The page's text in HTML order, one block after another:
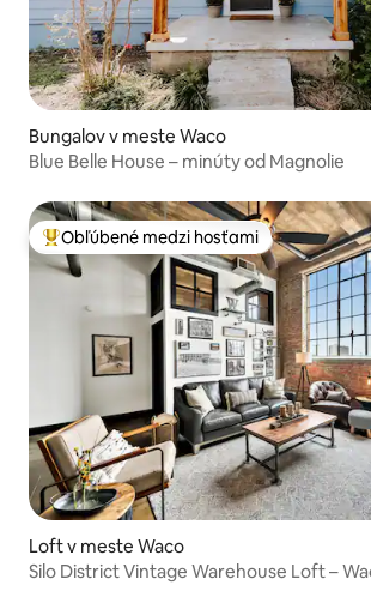
Bungalov v meste Waco
Blue Belle House – minúty od Magnolie
Najobľúbenejšie medzi hosťami
Obľúbené medzi hosťami
Loft v meste Waco
Silo District Vintage Warehouse Loft –